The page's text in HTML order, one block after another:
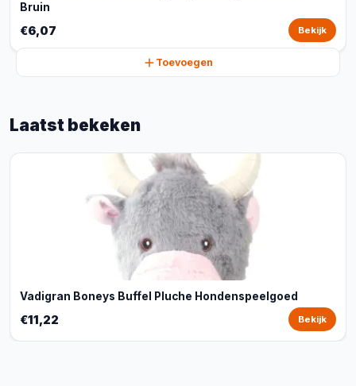
Bruin
€6,07 Bekijk
Toevoegen
Laatst bekeken
Vadigran Boneys Buffel Pluche Hondenspeelgoed
€11,22 Bekijk